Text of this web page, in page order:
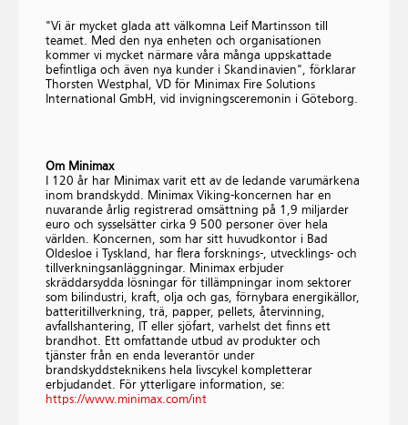
"Vi är mycket glada att välkomna Leif Martinsson till
teamet. Med den nya enheten och organisationen
kommer vi mycket närmare våra många uppskattade
befintliga och även nya kunder i Skandinavien", förklarar
Thorsten Westphal, VD för Minimax Fire Solutions
International GmbH, vid invigningsceremonin i Göteborg.
Om Minimax
I 120 år har Minimax varit ett av de ledande varumärkena
inom brandskydd. Minimax Viking-koncernen har en
nuvarande årlig registrerad omsättning på 1,9 miljarder
euro och sysselsätter cirka 9 500 personer över hela
världen. Koncernen, som har sitt huvudkontor i Bad
Oldesloe i Tyskland, har flera forsknings-, utvecklings- och
tillverkningsanläggningar. Minimax erbjuder
skräddarsydda lösningar för tillämpningar inom sektorer
som bilindustri, kraft, olja och gas, förnybara energikällor,
batteritillverkning, trä, papper, pellets, återvinning,
avfallshantering, IT eller sjöfart, varhelst det finns ett
brandhot. Ett omfattande utbud av produkter och
tjänster från en enda leverantör under
brandskyddsteknikens hela livscykel kompletterar
erbjudandet. För ytterligare information, se:
https://www.minimax.com/int